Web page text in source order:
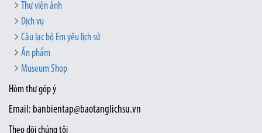
Thư viện ảnh
Dịch vụ
Câu lạc bộ Em yêu lịch sử
Ấn phẩm
Museum Shop
Hòm thư góp ý
Email: banbientap@baotanglichsu.vn
Theo dõi chúng tôi